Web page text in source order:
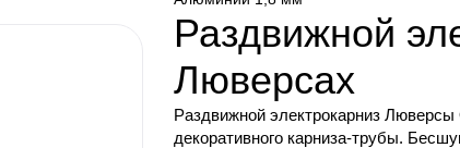
Раздвижной
Люверсах
Раздвижной электрокарниз
декоративного карниза-трубы.